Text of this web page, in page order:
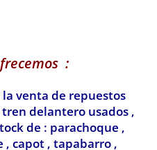
:
la venta de repuestos
delantero usados ,
de : parachoque ,
, capot , tapabarro ,